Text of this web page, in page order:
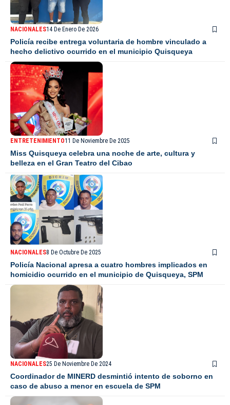
NACIONALES14 De Enero De 2026
Policía recibe entrega voluntaria de hombre vinculado a
hecho delictivo ocurrido en el municipio Quisqueya
ENTRETENIMIENTO11 De Noviembre De 2025
Miss Quisqueya celebra una noche de arte, cultura y
belleza en el Gran Teatro del Cibao
NACIONALES8 De Octubre De 2025
Policía Nacional apresa a cuatro hombres implicados en
homicidio ocurrido en el municipio de Quisqueya, SPM
NACIONALES25 De Noviembre De 2024
Coordinador de MINERD desmintió intento de soborno en
caso de abuso a menor en escuela de SPM